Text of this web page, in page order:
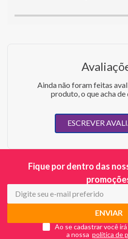
Ainda não foram feitas
produto, o que acha de
ESCREVER
Fique por dentro das
ENVIAR
Ao se cadastrar você
a nossa